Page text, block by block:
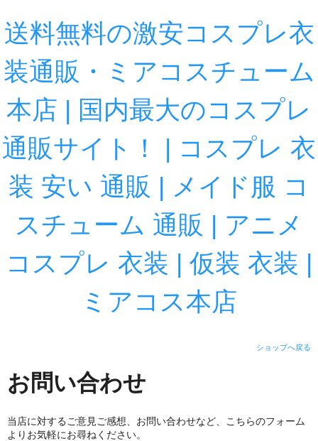
送料無料の激安コスプレ衣
装通販・ミアコスチューム
本店 | 国内最大のコスプレ
通販サイト！ | コスプレ 衣
装 安い 通販 | メイド服 コ
スチューム 通販 | アニメ
コスプレ 衣装 | 仮装 衣装 |
ミアコス本店
ショップへ戻る
お問い合わせ
当店に対するご意見ご感想、お問い合わせなど、こちらのフォーム
よりお気軽にお尋ねください。